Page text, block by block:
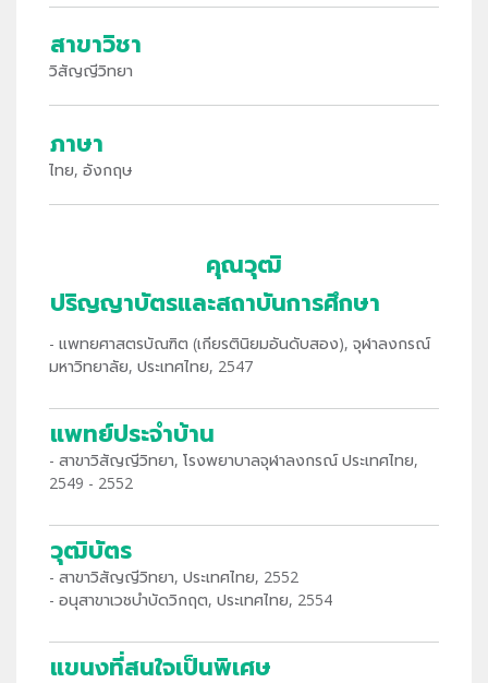
สาขาวิชา
วิสัญญีวิทยา
ภาษา
ไทย, อังกฤษ
คุณวุฒิ
ปริญญาบัตรและสถาบันการศึกษา
- แพทยศาสตรบัณฑิต (เกียรตินิยมอันดับสอง), จุฬาลงกรณ์
มหาวิทยาลัย, ประเทศไทย, 2547
แพทย์ประจำบ้าน
- สาขาวิสัญญีวิทยา, โรงพยาบาลจุฬาลงกรณ์ ประเทศไทย,
2549 - 2552
วุฒิบัตร
- สาขาวิสัญญีวิทยา, ประเทศไทย, 2552
- อนุสาขาเวชบำบัดวิกฤต, ประเทศไทย, 2554
แขนงที่สนใจเป็นพิเศษ